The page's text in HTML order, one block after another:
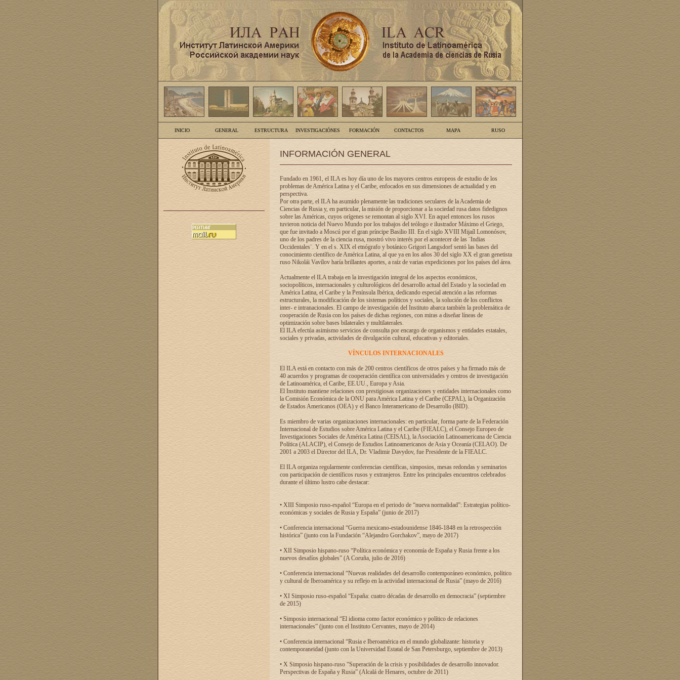
INICIO GENERAL ESTRUCTURA INVESTIGACIÓNES FORMACIÓN CONTACTOS MAPA RUSO
INFORMACIÓN GENERAL
Fundado en 1961, el ILA es hoy día uno de los mayores centros europeos de estudio de los
problemas de América Latina y el Caribe, enfocados en sus dimensiones de actualidad y en
perspectiva.
Por otra parte, el ILA ha asumido plenamente las tradiciones seculares de la Academia de
Ciencias de Rusia y, en particular, la misión de proporcionar a la sociedad rusa datos fidedignos
sobre las Américas, cuyos orígenes se remontan al siglo XVI. En aquel entonces los rusos
tuvieron noticia del Nuevo Mundo por los trabajos del teólogo e ilustrador Máximo el Griego,
que fue invitado a Moscú por el gran príncipe Basilio III. En el siglo XVIII Mijaíl Lomonósov,
uno de los padres de la ciencia rusa, mostró vivo interés por el acontecer de las ¨Indias
Occidentales¨. Y en el s. XIX el etnógrafo y botánico Grigori Langsdorf sentó las bases del
conocimiento científico de América Latina, al que ya en los años 30 del siglo XX el gran genetista
ruso Nikolái Vavílov haría brillantes aportes, a raíz de varias expediciones por los países del área.
Actualmente el ILA trabaja en la investigación integral de los aspectos económicos,
sociopolíticos, internacionales y culturológicos del desarrollo actual del Estado y la sociedad en
América Latina, el Caribe y la Península Ibérica, dedicando especial atención a las reformas
estructurales, la modificación de los sistemas políticos y sociales, la solución de los conflictos
inter- e intranacionales. El campo de investigación del Instituto abarca también la problemática de
cooperación de Rusia con los países de dichas regiones, con miras a diseñar líneas de
optimización sobre bases bilaterales y multilaterales.
El ILA efectúa asimismo servicios de consulta por encargo de organismos y entidades estatales,
sociales y privadas, actividades de divulgación cultural, educativas y editoriales.
VÍNCULOS INTERNACIONALES
El ILA está en contacto con más de 200 centros científicos de otros países y ha firmado más de
40 acuerdos y programas de cooperación científica con universidades y centros de investigación
de Latinoamérica, el Caribe, EE.UU., Europa y Asia.
El Instituto mantiene relaciones con prestigiosas organizaciones y entidades internacionales como
la Comisión Económica de la ONU para América Latina y el Caribe (CEPAL), la Organización
de Estados Americanos (OEA) y el Banco Interamericano de Desarrollo (BID).
Es miembro de varias organizaciones internacionales: en particular, forma parte de la Federación
Internacional de Estudios sobre América Latina y el Caribe (FIEALC), el Consejo Europeo de
Investigaciones Sociales de América Latina (CEISAL), la Asociación Latinoamericana de Ciencia
Política (ALACIP), el Consejo de Estudios Latinoamericanos de Asia y Oceanía (CELAO). De
2001 a 2003 el Director del ILA, Dr. Vladimir Davydov, fue Presidente de la FIEALC.
El ILA organiza regularmente conferencias científicas, simposios, mesas redondas y seminarios
con participación de científicos rusos y extranjeros. Entre los principales encuentros celebrados
durante el último lustro cabe destacar:
• XIII Simposio ruso-español “Europa en el periodo de “nueva normalidad”: Estrategias político-
económicas y sociales de Rusia y España” (junio de 2017)
• Conferencia internacional “Guerra mexicano-estadounidense 1846-1848 en la retrospección
histórica” (junto con la Fundación “Alejandro Gorchakov”, mayo de 2017)
• XII Simposio hispano-ruso “Política económica y economía de España y Rusia frente a los
nuevos desafíos globales” (A Coruña, julio de 2016)
• Conferencia internacional “Nuevas realidades del desarrollo contemporáneo económico, político
y cultural de Iberoamérica y su reflejo en la actividad internacional de Rusia” (mayo de 2016)
• XI Simposio ruso-español “España: cuatro décadas de desarrollo en democracia” (septiembre
de 2015)
• Simposio internacional “El idioma como factor económico y político de relaciones
internacionales” (junto con el Instituto Cervantes, mayo de 2014)
• Conferencia internacional “Rusia e Iberoamérica en el mundo globalizante: historia y
contemporaneidad (junto con la Universidad Estatal de San Petersburgo, septiembre de 2013)
• X Simposio hispano-ruso “Superación de la crisis y posibilidades de desarrollo innovador.
Perspectivas de España y Rusia” (Alcalá de Henares, octubre de 2011)